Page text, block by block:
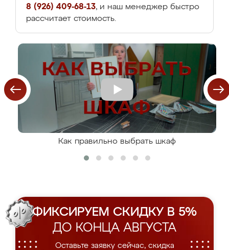
8 (926) 409-68-13, и наш менеджер быстро
рассчитает стоимость.
Как правильно выбрать шкаф
ФИКСИРУЕМ СКИДКУ В 5%
ДО КОНЦА АВГУСТА
Оставьте заявку сейчас, скидка